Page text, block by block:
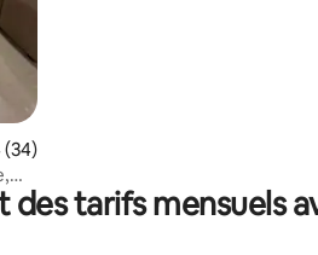
: 4,71 sur 5
moyenne sur la base de 34
(34)
tarifs mensuels